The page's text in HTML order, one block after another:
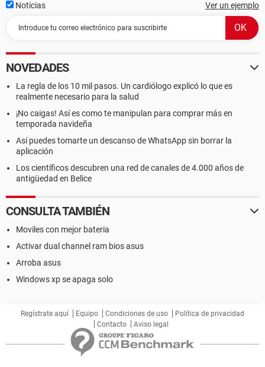
Noticias Ver un ejemplo
NOVEDADES
La regla de los 10 mil pasos. Un cardiólogo explicó lo que es
realmente necesario para la salud
¡No caigas! Así es como te manipulan para comprar más en
temporada navideña
Así puedes tomarte un descanso de WhatsApp sin borrar la
aplicación
Los científicos descubren una red de canales de 4.000 años de
antigüedad en Belice
CONSULTA TAMBIÉN
Moviles con mejor bateria
Activar dual channel ram bios asus
Arroba asus
Windows xp se apaga solo
Regístrate aquí Equipo Condiciones de uso
Política de privacidad
Contacto
Aviso legal